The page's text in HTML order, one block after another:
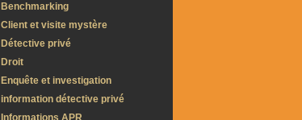
Benchmarking
Client et visite mystère
Détective privé
Droit
Enquête et investigation
information détective privé
Informations APR